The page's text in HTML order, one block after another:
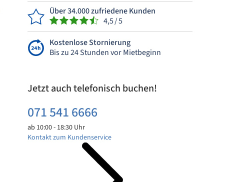
Über 34.000 zufriedene Kunden
4,5 / 5
Kostenlose Stornierung
Bis zu 24 Stunden vor Mietbeginn
Jetzt auch telefonisch buchen!
071 541 6666
ab 10:00 - 18:30 Uhr
Kontakt zum Kundenservice